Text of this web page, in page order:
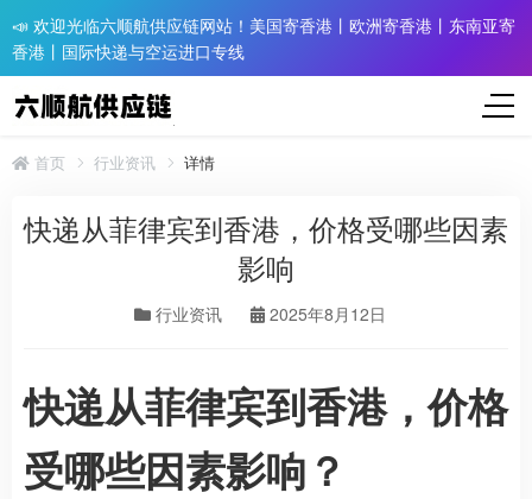
📣 欢迎光临六顺航供应链网站！美国寄香港丨欧洲寄香港丨东南亚寄
香港丨国际快递与空运进口专线
首页 行业资讯 详情
快递从菲律宾到香港，价格受哪些因素
影响
行业资讯 2025年8月12日
快递从菲律宾到香港，价格
受哪些因素影响？